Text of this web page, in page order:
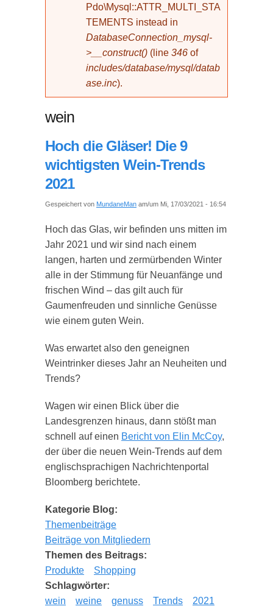
Pdo\Mysql::ATTR_MULTI_STA
TEMENTS instead in
DatabaseConnection_mysql-
>__construct() (line 346 of
includes/database/mysql/datab
ase.inc).
wein
Hoch die Gläser! Die 9
wichtigsten Wein-Trends
2021
Gespeichert von MundaneMan am/um Mi, 17/03/2021 - 16:54
Hoch das Glas, wir befinden uns mitten im
Jahr 2021 und wir sind nach einem
langen, harten und zermürbenden Winter
alle in der Stimmung für Neuanfänge und
frischen Wind – das gilt auch für
Gaumenfreuden und sinnliche Genüsse
wie einem guten Wein.
Was erwartet also den geneignen
Weintrinker dieses Jahr an Neuheiten und
Trends?
Wagen wir einen Blick über die
Landesgrenzen hinaus, dann stößt man
schnell auf einen Bericht von Elin McCoy,
der über die neuen Wein-Trends auf dem
englischsprachigen Nachrichtenportal
Bloomberg berichtete.
Kategorie Blog:
Themenbeiträge
Beiträge von Mitgliedern
Themen des Beitrags:
Produkte
Shopping
Schlagwörter:
wein
weine genuss Trends
2021